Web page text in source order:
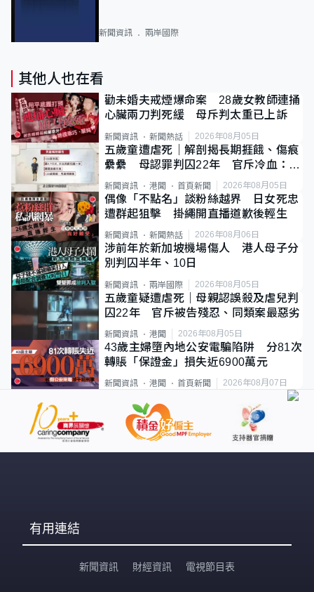
新聞資訊 兩岸國際
其他人也在看
勸未婚夫戒煙爆命案 28歲女教師連捅
心臟兩刀判死緩 母斥判太重已上訴
新聞資訊 新聞熱話 2026年08月05日
五歲童遭虐死｜解剖揭長期捱餓、傷痕
纍纍 母認罪判囚22年 官斥冷血：同
類案最惡劣
新聞資訊 港聞 首頁新聞 2026年08月05日
偶像「不點名」談粉絲越界 日女死忠
遭群起狙擊 掛繩開直播道歉後輕生
新聞資訊 新聞熱話 2026年08月06日
涉前年於新加坡機場傷人 港人母子分
別判囚半年、10日
新聞資訊 兩岸國際 2026年08月05日
五歲童疑遭虐死｜母親認誤殺及虐兒判
囚22年 官斥被告殘忍、同類案最惡劣
新聞資訊 港聞 2026年08月05日
43歲主婦墮內地公安電騙陷阱 分81次
轉賬「保證金」損失近6900萬元
新聞資訊 港聞 首頁新聞 2026年08月07日
有用連結
新聞資訊 財經資訊 電視節目表